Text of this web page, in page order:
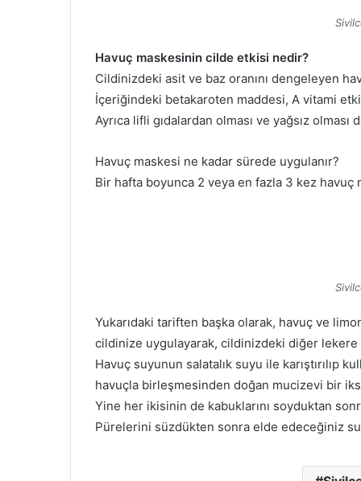
Havuç maskesinin cilde etkisi nedir?
Cildinizdeki asit ve baz oranını dengeleyen
İçeriğindeki betakaroten maddesi, A vitami
Ayrıca lifli gıdalardan olması ve yağsız
Havuç maskesi ne kadar sürede uygulanır?
Bir hafta boyunca 2 veya en fazla 3 kez
Yukarıdaki tariften başka olarak, havuç ve
cildinize uygulayarak, cildinizdeki diğer lekere
Havuç suyunun salatalık suyu ile karıştırılıp
havuçla birleşmesinden doğan mucizevi bir
Yine her ikisinin de kabuklarını soyduktan
Pürelerini süzdükten sonra elde edeceğiniz